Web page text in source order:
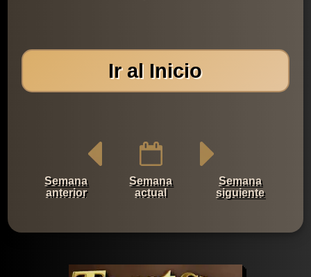
Ir al Inicio
Semana
anterior
Semana
actual
Semana
siguiente